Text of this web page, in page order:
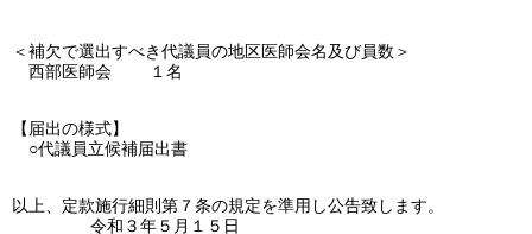
＜補欠で選出すべき代議員の地区医師会名及び員数＞
西部医師会 １名
【届出の様式】
○代議員立候補届出書
以上、定款施行細則第７条の規定を準用し公告致します。
令和３年５月１５日